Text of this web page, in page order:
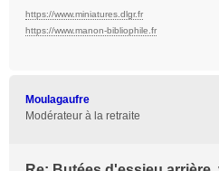
https://www.miniatures.dlgr.fr
https://www.manon-bibliophile.fr
Moulagaufre
Modérateur à la retraite